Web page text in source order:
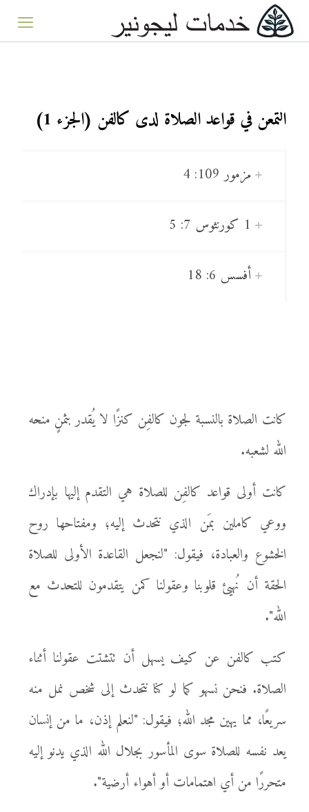
التمعن في قواعد الصلاة لدى كالفن (الجزء 1)
مزمور 109: 4
1 كورنثوس 7: 5
أفسس 6: 18
كانت الصلاة بالنسبة لجون كالفِن كنزًا لا يُقدر بثمنٍ منحه
الله لشعبه.
كانت أولى قواعد كالفِن للصلاة هي التقدم إليها بإدراك
ووعي كاملين بمَن الذي نتحدث إليه؛ ومفتاحها روح
الخشوع والعبادة، فيقول: "لنجعل القاعدة الأولى للصلاة
الحقة أن نُهيئ قلوبنا وعقولنا كمن يتقدمون للتحدث مع
الله".
كتب كالفن عن كيف يسهل أن تتشتت عقولنا أثناء
الصلاة. فنحن نسهو كما لو كنا نتحدث إلى شخص نمل منه
سريعًا، مما يهين مجد الله؛ فيقول: "لنعلم إذن، ما من إنسان
يعد نفسه للصلاة سوى المأسور بجلال الله الذي يدنو إليه
متحررًا من أي اهتمامات أو أهواء أرضية".